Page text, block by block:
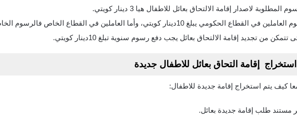
المطلوبة لاصدار إقامة الالتحاق بعائل للاطفال هيا 3 دينار كويتي.
في القطاع الحكومي يبلغ 10دينار كويتي، وأما العاملين في القطاع الخاص فالرسوم الخاص بهم يبلغ 100دينار كويتي.
تتمكن من تجديد إقامة الالتحاق بعائل يجب دفع رسوم سنوية تبلغ 10دينار كويتي.
إقامة التحاق بعائل للاطفال جديدة
كيف يتم استخراج إقامة جديدة للاطفال:
مستند طلب إقامة جديدة بعائل.